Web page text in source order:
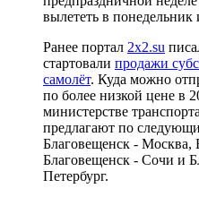
вылететь в понедельник
Ранее портал 2x2.su
стартовали продажи
самолёт. Куда можно
по более низкой цене в
министерстве
предлагают по
Благовещенск - Москва,
Благовещенск - Сочи и
Петербург.